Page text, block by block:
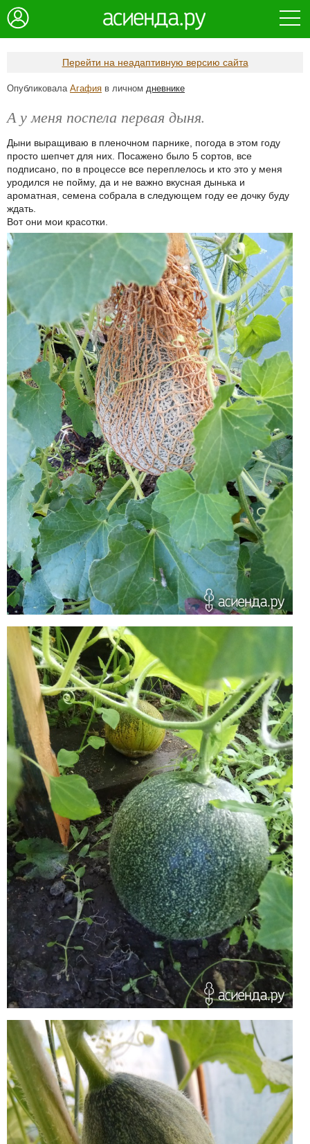
Перейти на неадаптивную версию сайта
Опубликовала Агафия в личном дневнике
А у меня поспела первая дыня.
Дыни выращиваю в пленочном парнике, погода в этом году
просто шепчет для них. Посажено было 5 сортов, все
подписано, по в процессе все переплелось и кто это у меня
уродился не пойму, да и не важно вкусная дынька и
ароматная, семена собрала в следующем году ее дочку буду
ждать.
Вот они мои красотки.